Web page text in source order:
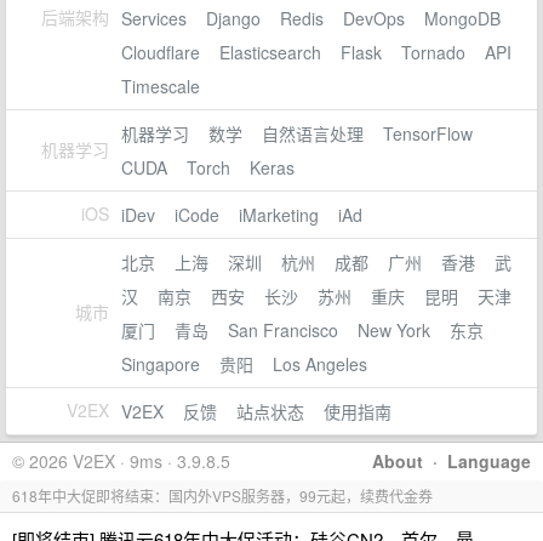
后端架构 Services
Django Redis DevOps
MongoDB
Cloudflare
Elasticsearch Flask Tornado
API
Timescale
机器学习
机器学习 数学 自然语言处理
TensorFlow
CUDA
Torch
Keras
iOS iDev iCode iMarketing iAd
城市
北京 上海 深圳 杭州 成都 广州 香港
武
汉
南京 西安 长沙 苏州 重庆 昆明
天津
厦门
青岛 San Francisco New York
东京
Singapore
贵阳
Los Angeles
V2EX V2EX 反馈 站点状态 使用指南
About · Language
© 2026 V2EX · 9ms · 3.9.8.5
618年中大促即将结束：国内外VPS服务器，99元起，续费代金券